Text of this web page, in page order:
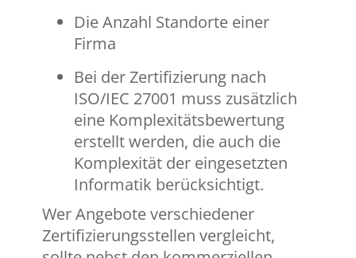
Die Anzahl Standorte einer
Firma
Bei der Zertifizierung nach
ISO/IEC 27001 muss zusätzlich
eine Komplexitätsbewertung
erstellt werden, die auch die
Komplexität der eingesetzten
Informatik berücksichtigt.
Wer Angebote verschiedener
Zertifizierungsstellen vergleicht,